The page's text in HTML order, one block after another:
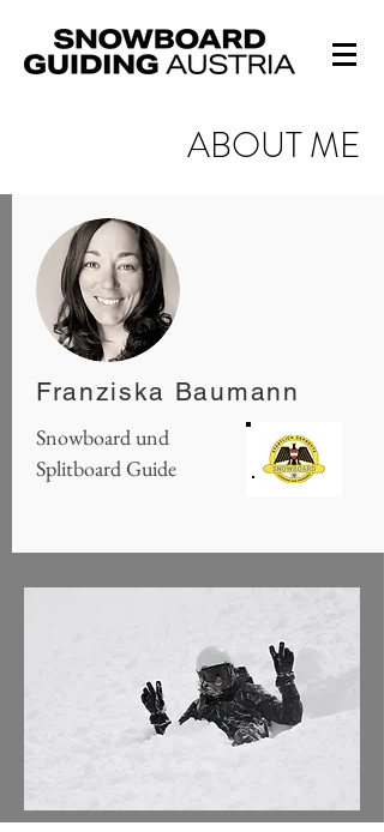
ABOUT ME
Franziska Baumann
Snowboard und
Splitboard Guide